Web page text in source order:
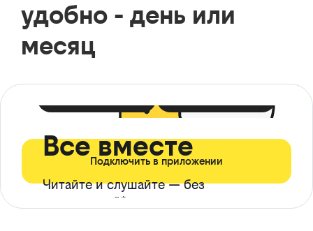
удобно - день или
месяц
Все вместе
Читайте и слушайте — без
ограничений*
Подключить в приложении